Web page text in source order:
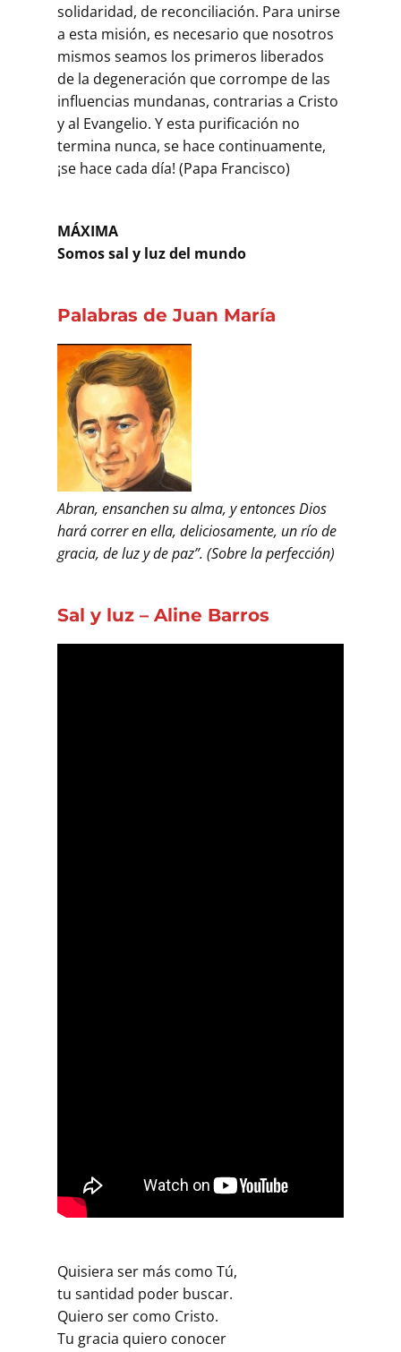
solidaridad, de reconciliación. Para unirse
a esta misión, es necesario que nosotros
mismos seamos los primeros liberados
de la degeneración que corrompe de las
influencias mundanas, contrarias a Cristo
y al Evangelio. Y esta purificación no
termina nunca, se hace continuamente,
¡se hace cada día! (Papa Francisco)
MÁXIMA
Somos sal y luz del mundo
Palabras de Juan María
Abran, ensanchen su alma, y entonces Dios
hará correr en ella, deliciosamente, un río de
gracia, de luz y de paz”. (Sobre la perfección)
Sal y luz – Aline Barros
Quisiera ser más como Tú,
tu santidad poder buscar.
Quiero ser como Cristo.
Tu gracia quiero conocer